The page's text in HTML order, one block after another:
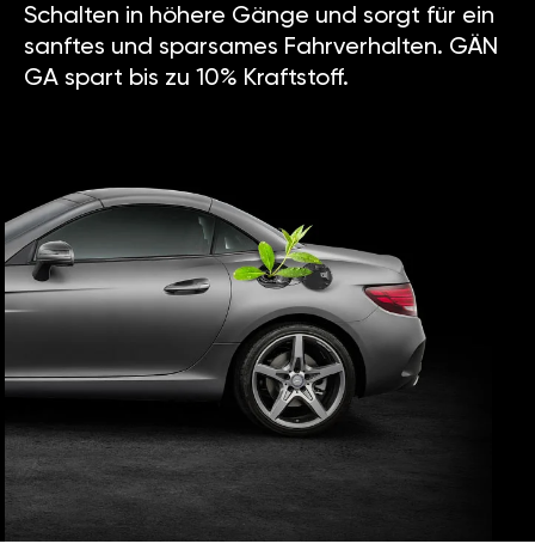
Schalten in höhere Gänge und sorgt für ein
sanftes und sparsames Fahrverhalten. GÄN
GA spart bis zu 10% Kraftstoff.